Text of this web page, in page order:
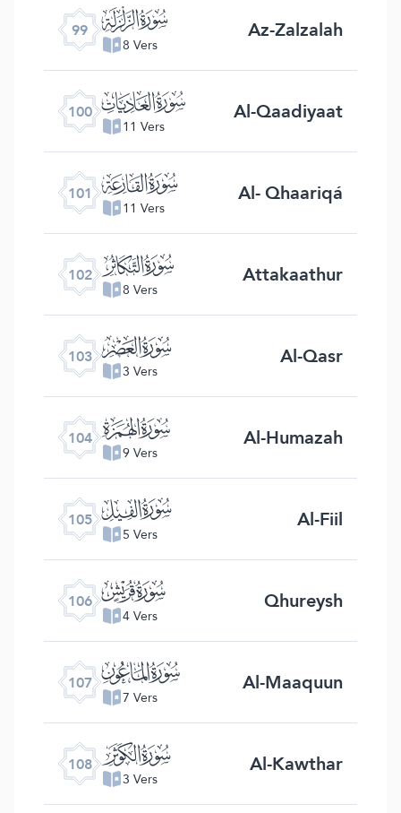
99 ﰐ
8 Vers Az-Zalzalah
100 ﰑ
11 Vers Al-Qaadiyaat
101 ﰒ
11 Vers Al- Qhaariqá
102 ﰓ
8 Vers Attakaathur
103 ﰔ
3 Vers Al-Qasr
104 ﰕ
9 Vers Al-Humazah
105 ﰖ
5 Vers Al-Fiil
106 ﰗ
4 Vers Qhureysh
107 ﰘ
7 Vers Al-Maaquun
108 ﰙ
3 Vers Al-Kawthar